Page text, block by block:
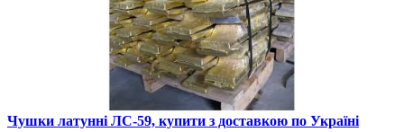
Чушки латунні ЛС-59, купити з доставкою по Україні